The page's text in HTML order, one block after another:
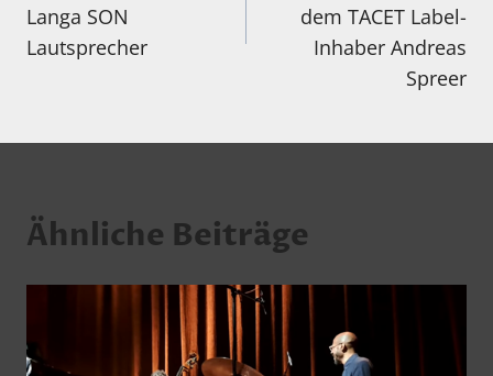
Langa SON
Lautsprecher
dem TACET Label-
Inhaber Andreas
Spreer
Ähnliche Beiträge